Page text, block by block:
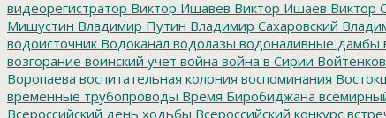
видеорегистратор Виктор Ишавев Виктор Ишаев Виктор
Мишустин Владимир Путин Владимир Сахаровский
водоисточник Водоканал водолазы водоналивные дамбы
возгорание воинский учет война война в Сирии Войтенков
Воропаева воспитательная колония воспоминания
временные трубопроводы Время Биробиджана
Всероссийский день ходьбы Всероссийский конкурс